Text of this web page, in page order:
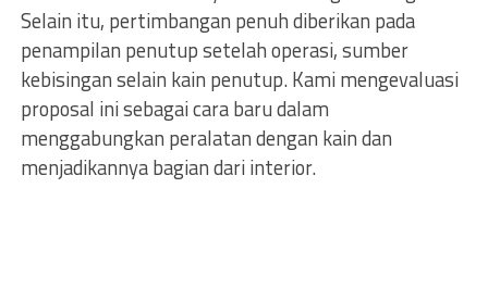
Selain itu, pertimbangan penuh diberikan pada
penampilan penutup setelah operasi, sumber
kebisingan selain kain penutup. Kami mengevaluasi
proposal ini sebagai cara baru dalam
menggabungkan peralatan dengan kain dan
menjadikannya bagian dari interior.